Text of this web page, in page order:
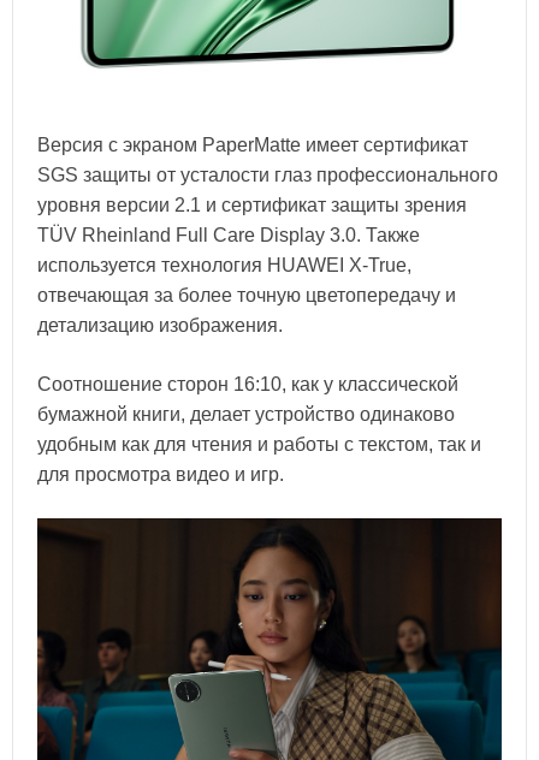
Версия с экраном PaperMatte имеет сертификат
SGS защиты от усталости глаз профессионального
уровня версии 2.1 и сертификат защиты зрения
TÜV Rheinland Full Care Display 3.0. Также
используется технология HUAWEI X-True,
отвечающая за более точную цветопередачу и
детализацию изображения.
Соотношение сторон 16:10, как у классической
бумажной книги, делает устройство одинаково
удобным как для чтения и работы с текстом, так и
для просмотра видео и игр.